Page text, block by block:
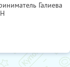
Галиева